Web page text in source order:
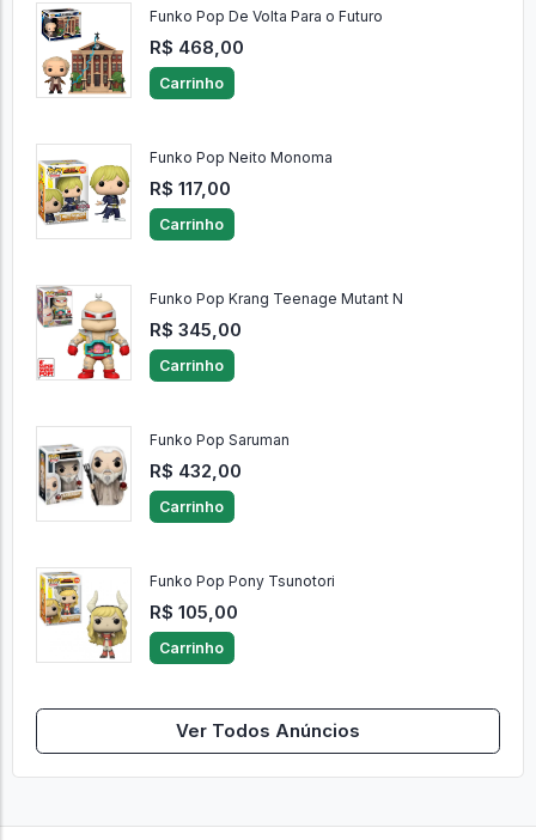
Carrinho
Funko Pop De Volta Para o Futuro
Carrinho
Funko Pop Neito Monoma
Carrinho
Funko Pop Krang Teenage Mutant N
Carrinho
Funko Pop Saruman
Carrinho
Funko Pop Pony Tsunotori
Carrinho